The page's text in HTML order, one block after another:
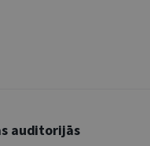
auditorijās